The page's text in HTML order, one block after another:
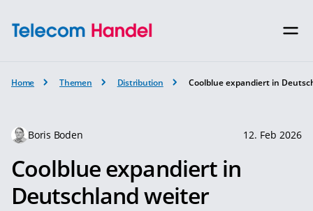
Home Themen Distribution Coolblue expandiert in
Boris Boden 12. Feb 2026
Coolblue expandiert in
Deutschland weiter